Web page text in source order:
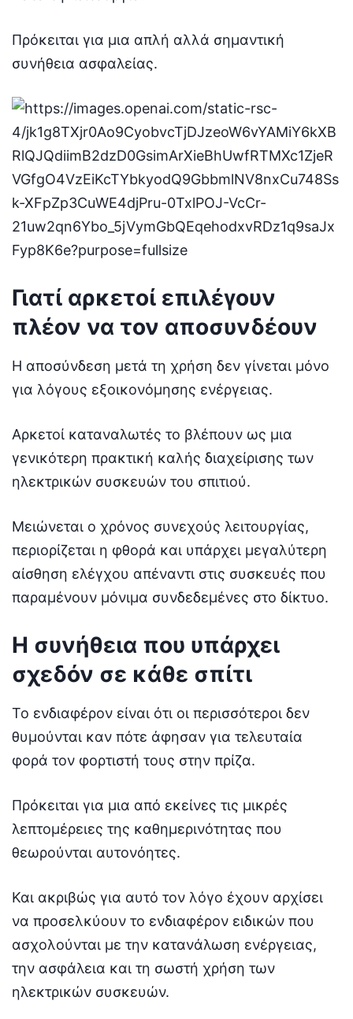
Πρόκειται για μια απλή αλλά σημαντική
συνήθεια ασφαλείας.
Γιατί αρκετοί επιλέγουν
πλέον να τον αποσυνδέουν
Η αποσύνδεση μετά τη χρήση δεν γίνεται μόνο
για λόγους εξοικονόμησης ενέργειας.
Αρκετοί καταναλωτές το βλέπουν ως μια
γενικότερη πρακτική καλής διαχείρισης των
ηλεκτρικών συσκευών του σπιτιού.
Μειώνεται ο χρόνος συνεχούς λειτουργίας,
περιορίζεται η φθορά και υπάρχει μεγαλύτερη
αίσθηση ελέγχου απέναντι στις συσκευές που
παραμένουν μόνιμα συνδεδεμένες στο δίκτυο.
Η συνήθεια που υπάρχει
σχεδόν σε κάθε σπίτι
Το ενδιαφέρον είναι ότι οι περισσότεροι δεν
θυμούνται καν πότε άφησαν για τελευταία
φορά τον φορτιστή τους στην πρίζα.
Πρόκειται για μια από εκείνες τις μικρές
λεπτομέρειες της καθημερινότητας που
θεωρούνται αυτονόητες.
Και ακριβώς για αυτό τον λόγο έχουν αρχίσει
να προσελκύουν το ενδιαφέρον ειδικών που
ασχολούνται με την κατανάλωση ενέργειας,
την ασφάλεια και τη σωστή χρήση των
ηλεκτρικών συσκευών.